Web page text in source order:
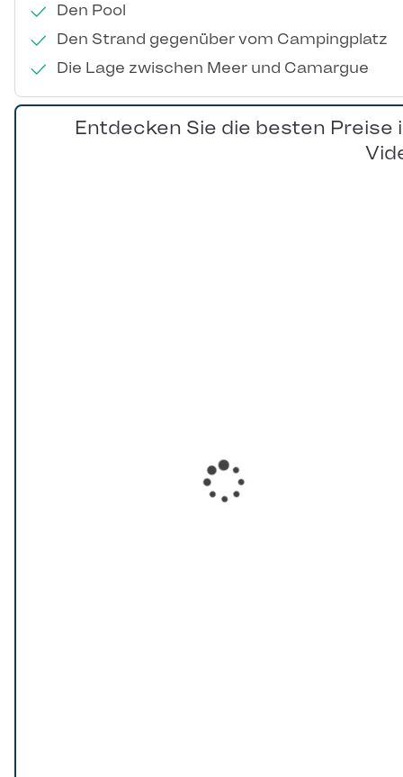
Den Pool
Den Strand gegenüber vom Campingplatz
Die Lage zwischen Meer und Camargue
Entdecken Sie die besten Preise